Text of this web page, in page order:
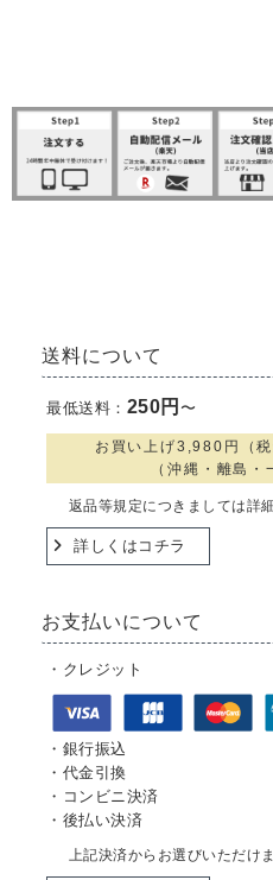
送料について
最低送料： 250円 〜
お買い上げ3,980円（税
（沖縄・離島・
返品等規定につきましては詳
詳しくはコチラ
お支払いについて
・クレジット
・銀行振込
・代金引換
・コンビニ決済
・後払い決済
上記決済からお選びいただけま